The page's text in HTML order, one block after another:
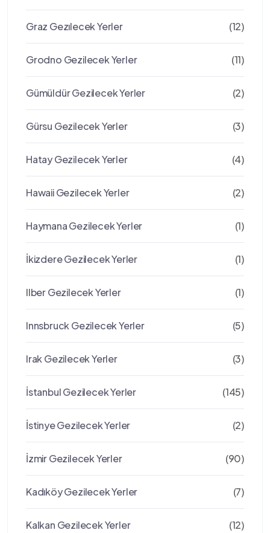
Graz Gezılecek Yerler (12)
Grodno Gezilecek Yerler (11)
Gümüldür Gezilecek Yerler (2)
Gürsu Gezilecek Yerler (3)
Hatay Gezilecek Yerler (4)
Hawaii Gezilecek Yerler (2)
Haymana Gezilecek Yerler (1)
İkizdere Gezilecek Yerler (1)
Ilber Gezilecek Yerler (1)
Innsbruck Gezilecek Yerler (5)
Irak Gezilecek Yerler (3)
İstanbul Gezilecek Yerler (145)
İstinye Gezilecek Yerler (2)
İzmir Gezilecek Yerler (90)
Kadıköy Gezilecek Yerler (7)
Kalkan Gezilecek Yerler (12)